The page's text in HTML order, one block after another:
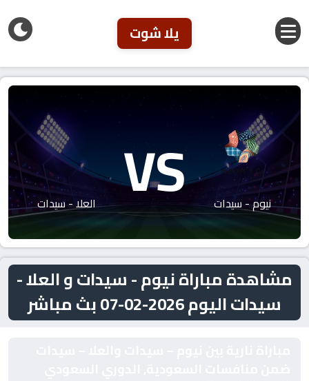
يلا شوت
نيوم - سيدات VS العلا - سيدات
مشاهدة مباراة نيوم - سيدات و العلا -
سيدات اليوم 2026-02-07 بث مباشر